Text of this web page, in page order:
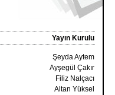
Yayın Kurulu
Şeyda Aytem
Ayşegül Çakır
Filiz Nalçacı
Altan Yüksel